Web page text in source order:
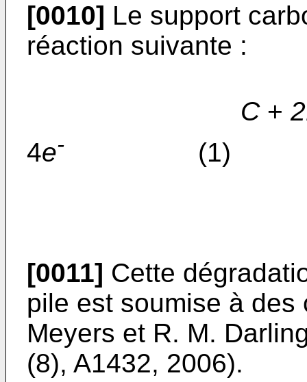
[0010] Le support
réaction suivante :
C+
4e- (1)
[0011] Cette
pile est soumise à
Meyers et R. M.
(8), A1432, 2006).